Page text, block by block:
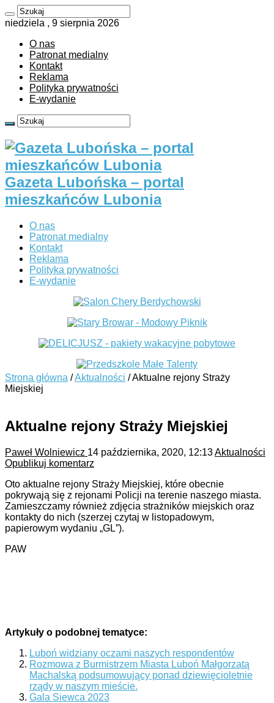
niedziela , 9 sierpnia 2026
O nas
Patronat medialny
Kontakt
Reklama
Polityka prywatności
E-wydanie
Gazeta Lubońska – portal
mieszkańców Lubonia
O nas
Patronat medialny
Kontakt
Reklama
Polityka prywatności
E-wydanie
Strona główna /Aktualności /Aktualne rejony Straży
Miejskiej
Aktualne rejony Straży Miejskiej
Paweł Wolniewicz 14 października, 2020, 12:13Aktualności
Opublikuj komentarz
Oto aktualne rejony Straży Miejskiej, które obecnie
pokrywają się z rejonami Policji na terenie naszego miasta.
Zamieszczamy również zdjęcia strażników miejskich oraz
kontakty do nich (szerzej czytaj w listopadowym,
papierowym wydaniu „GL”).
PAW
Artykuły o podobnej tematyce:
Luboń widziany oczami naszych respondentów
Rozmowa z Burmistrzem Miasta Luboń Małgorzatą
Machalską podsumowujący ponad dziewięcioletnie
rządy w naszym mieście.
Gala Siewca 2023